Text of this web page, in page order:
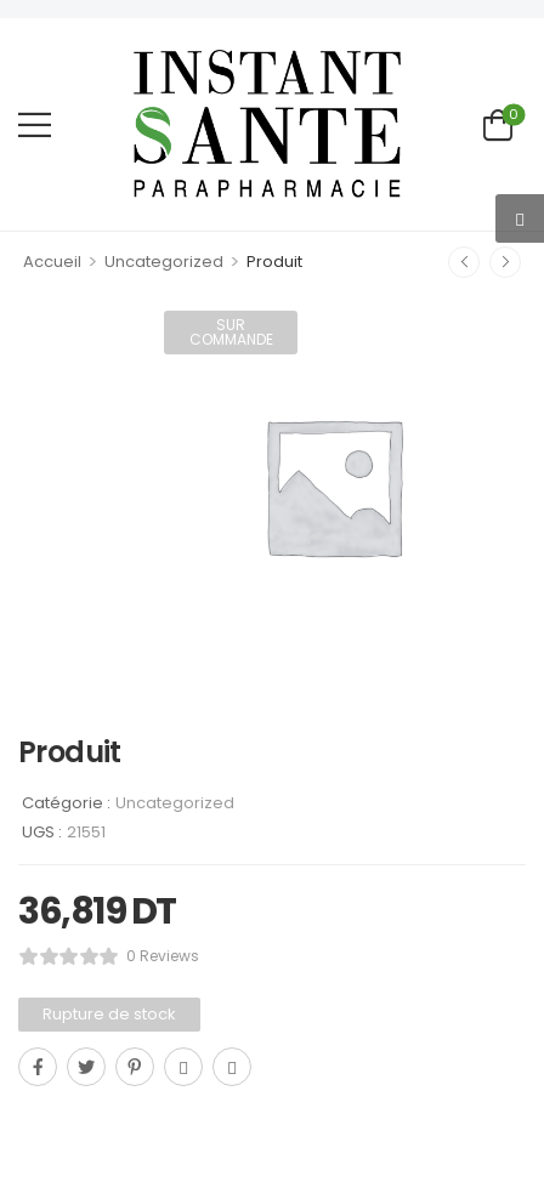
0
Accueil > Uncategorized > Produit
SUR
COMMANDE
Produit
Catégorie : Uncategorized
UGS : 21551
36,819DT
0 Reviews
Rupture de stock